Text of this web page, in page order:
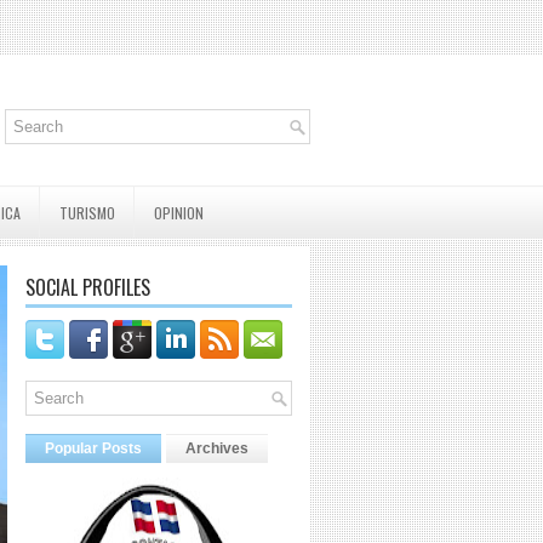
TURISMO OPINION
SOCIAL PROFILES
Popular Posts Archives